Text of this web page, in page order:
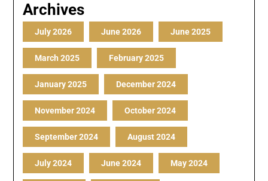
Archives
July 2026 June 2026 June 2025
March 2025 February 2025
January 2025 December 2024
November 2024 October 2024
September 2024 August 2024
July 2024 June 2024 May 2024